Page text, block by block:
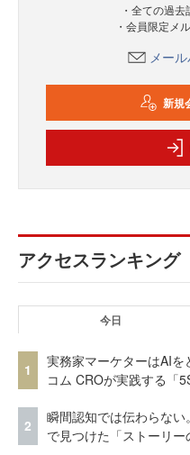
・全ての過
・会員限定メ
メー
新規
アクセスランキング
今日
1
実務家マーケターはAIを
コム CROが実践する「
2
瞬間認知では伝わらな
で見つけた「ストーリー